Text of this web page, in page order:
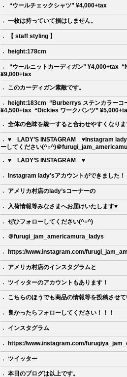
ㅤㅤㅤㅤㅤㅤㅤㅤㅤㅤㅤㅤㅤㅤㅤ “ウールチェックシャツ” ¥4,000+tax ㅤㅤㅤ
一枚は持っていて損はしません。
【 staff styling 】
height:178cm
ㅤㅤㅤㅤㅤㅤㅤㅤㅤㅤㅤㅤㅤ “ウールニットカーディガン” ¥4,000+tax ㅤ
¥9,000+tax ㅤㅤㅤㅤㅤㅤㅤㅤㅤㅤㅤㅤㅤ
このカーディガン素敵です。
height:183cm ㅤㅤㅤㅤㅤㅤㅤㅤㅤㅤㅤㅤㅤ “Burberrys ステンカラ
¥4,500+tax ㅤㅤㅤㅤㅤㅤㅤㅤㅤㅤㅤㅤㅤ “Dickies ワークパンツ”
全体の色味を統一すると合わせやすくなりま
♥ LADY’S INSTAGRAM ♥Instagram
ーしてください(^○^)＠
♥ LADY’S INSTAGRAM ♥
Instagram lady’sアカウントができました！
アメリカ村店のlady’sコーナーの
入荷情報等みなさまへお届けいたします♥
ぜひフォローしてください(^○^)
＠furugi_jam_americamura_ladys
https://www.instagram.com/
アメリカ村店のインスタグラムと
ツイッターのアカウントもあります！
こちらのほうでも商品の情報等を投稿させて
良かったらフォローしてください！！！
インスタグラム
https://www.instagram.com/
ツイッター
本日のブログは以上です。